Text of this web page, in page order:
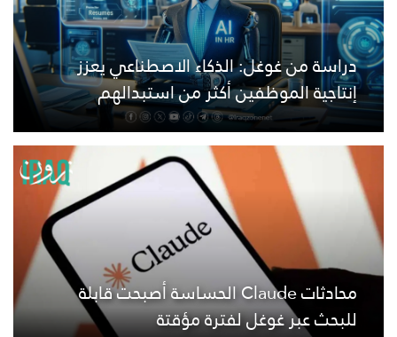
دراسة من غوغل: الذكاء الاصطناعي يعزز
إنتاجية الموظفين أكثر من استبدالهم
محادثات Claude الحساسة أصبحت قابلة
للبحث عبر غوغل لفترة مؤقتة